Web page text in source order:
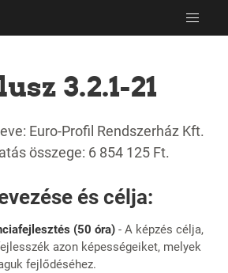
3.2.1-21
Euro-Profil Rendszerház Kft.
összege: 6 854 125 Ft.
és célja:
(50 óra) - A képzés célja,
azon képességeiket, melyek
fejlődéséhez.